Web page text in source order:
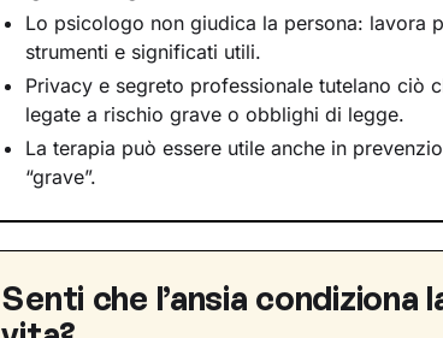
Lo psicologo non giudica la persona: lavora
strumenti e significati utili.
Privacy e segreto professionale tutelano ciò
legate a rischio grave o obblighi di legge.
La terapia può essere utile anche in
“grave”.
Senti che l’ansia condiziona